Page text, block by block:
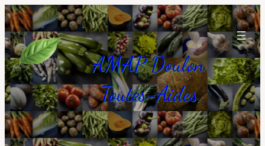
Aller
au
contenu
AMAP Doulon
Toutes-Aides